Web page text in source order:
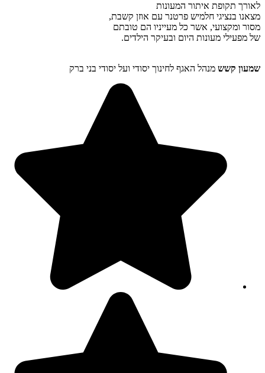
לאורך תקופת איתור המעונות
מצאנו בנציגי חלמיש פרטנר עם אוזן קשבת,
מסור ומקצועי, אשר כל מעייניו הם טובתם
של מפעילי מעונות היום ובעיקר הילדים.
שמעון קשש מנהל האגף לחינוך יסודי ועל יסודי בני ברק